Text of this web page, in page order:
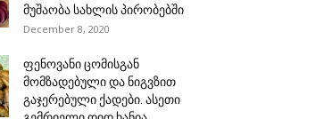
მუშაობა სახლის პირობებში
December 8, 2020
ფენოვანი ცომისგან
მომზადებული და ნიგვზით
გაჯერებული ქადები. ასეთი